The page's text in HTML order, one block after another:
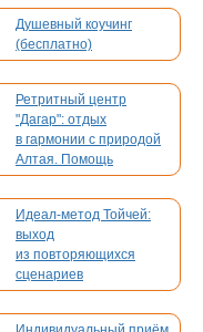
платежи. Без
конкуренции
Душевный коучинг
(бесплатно)
Ретритный центр
"Дагар": отдых
в гармонии с природой
Алтая. Помощь
в организации вашего
мероприятия
Идеал-метод Тойчей:
выход
из повторяющихся
сценариев